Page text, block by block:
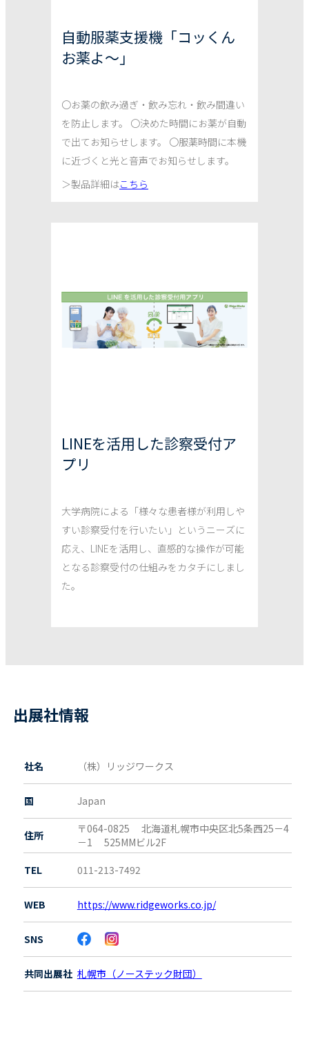
自動服薬支援機「コッくん
お薬よ～」
〇お薬の飲み過ぎ・飲み忘れ・飲み間違い
を防止します。 〇決めた時間にお薬が自動
で出てお知らせします。 〇服薬時間に本機
に近づくと光と音声でお知らせします。
＞製品詳細はこちら
LINEを活用した診察受付ア
プリ
大学病院による「様々な患者様が利用しや
すい診察受付を行いたい」というニーズに
応え、LINEを活用し、直感的な操作が可能
となる診察受付の仕組みをカタチにしまし
た。
出展社情報
社名 （株）リッジワークス
国 Japan
住所
〒064-0825 北海道札幌市中央区北5条西25－4
－1 525MMビル2F
TEL
011-213-7492
WEB https://www.ridgeworks.co.jp/
SNS
共同出展社 札幌市（ノーステック財団）